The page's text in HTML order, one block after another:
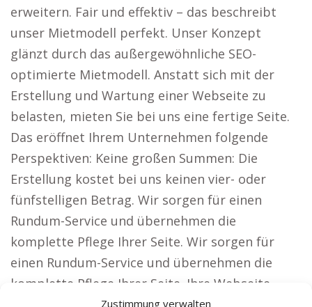
Zustimmung verwalten
erweitern. Fair und effektiv – das beschreibt
unser Mietmodell perfekt. Unser Konzept
glänzt durch das außergewöhnliche SEO-
optimierte Mietmodell. Anstatt sich mit der
Erstellung und Wartung einer Webseite zu
belasten, mieten Sie bei uns eine fertige Seite.
Das eröffnet Ihrem Unternehmen folgende
Perspektiven: Keine großen Summen: Die
Erstellung kostet bei uns keinen vier- oder
fünfstelligen Betrag. Wir sorgen für einen
Rundum-Service und übernehmen die
komplette Pflege Ihrer Seite. Wir sorgen für
einen Rundum-Service und übernehmen die
komplette Pflege Ihrer Seite. Ihre Webseite